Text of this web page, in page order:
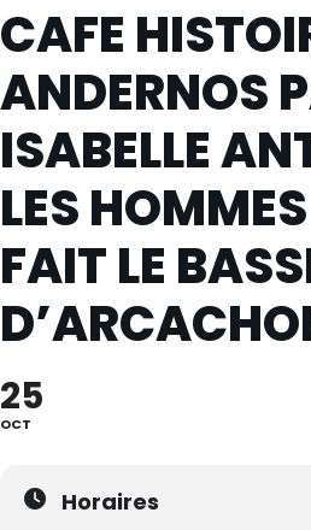
CAFE
ANDERNOS
ISABELLE
LES
FAIT LE
25
OCT
Horaires